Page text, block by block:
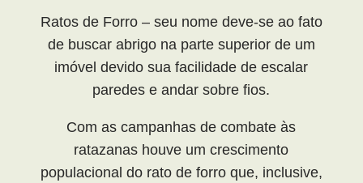
Ratos de Forro – seu nome deve-se ao fato
de buscar abrigo na parte superior de um
imóvel devido sua facilidade de escalar
paredes e andar sobre fios.
Com as campanhas de combate às
ratazanas houve um crescimento
populacional do rato de forro que, inclusive,